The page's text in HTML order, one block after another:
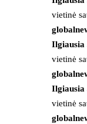
vietinė
Ilgiausia
vietinė
Ilgiausia
vietinė